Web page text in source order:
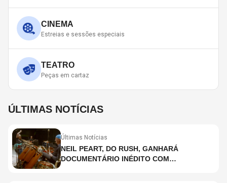
CINEMA
Estreias e sessões especiais
TEATRO
Peças em cartaz
ÚLTIMAS NOTÍCIAS
Últimas Notícias
NEIL PEART, DO RUSH, GANHARÁ
DOCUMENTÁRIO INÉDITO COM